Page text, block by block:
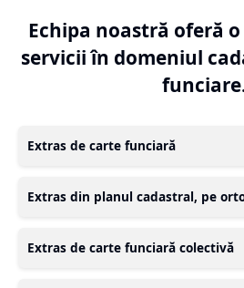
Echipa noastră oferă
servicii în domeniul
Extras de carte funciară
Extras din planul cadastral, pe
Extras de carte funciară colectivă